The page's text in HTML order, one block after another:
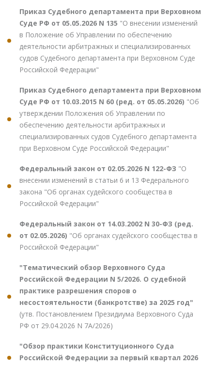
Приказ Судебного департамента при Верховном
Суде РФ от 05.05.2026 N 135 "О внесении изменений
в Положение об Управлении по обеспечению
деятельности арбитражных и специализированных
судов Судебного департамента при Верховном Суде
Российской Федерации"
Приказ Судебного департамента при Верховном
Суде РФ от 10.03.2015 N 60 (ред. от 05.05.2026) "Об
утверждении Положения об Управлении по
обеспечению деятельности арбитражных и
специализированных судов Судебного департамента
при Верховном Суде Российской Федерации"
Федеральный закон от 02.05.2026 N 122-ФЗ "О
внесении изменений в статьи 6 и 13 Федерального
закона "Об органах судейского сообщества в
Российской Федерации"
Федеральный закон от 14.03.2002 N 30-ФЗ (ред.
от 02.05.2026) "Об органах судейского сообщества в
Российской Федерации"
"Тематический обзор Верховного Суда
Российской Федерации N 5/2026. О судебной
практике разрешения споров о
несостоятельности (банкротстве) за 2025 год"
(утв. Постановлением Президиума Верховного Суда
РФ от 29.04.2026 N 7А/2026)
"Обзор практики Конституционного Суда
Российской Федерации за первый квартал 2026